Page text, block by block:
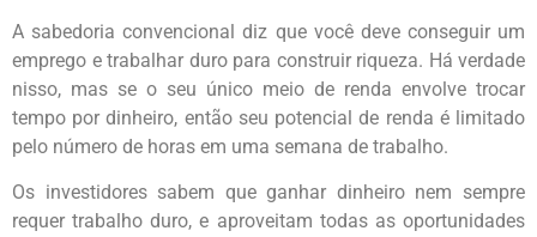
A sabedoria convencional diz que você deve conseguir um
emprego e trabalhar duro para construir riqueza. Há verdade
nisso, mas se o seu único meio de renda envolve trocar
tempo por dinheiro, então seu potencial de renda é limitado
pelo número de horas em uma semana de trabalho.
Os investidores sabem que ganhar dinheiro nem sempre
requer trabalho duro, e aproveitam todas as oportunidades